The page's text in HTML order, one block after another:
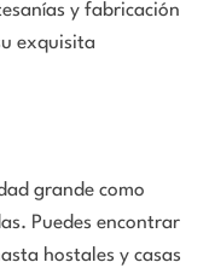
y fabricación
exquisita
grande como
Puedes encontrar
hostales y casas